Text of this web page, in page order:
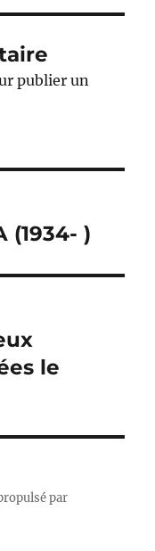
publier un
(1934- )
le
par